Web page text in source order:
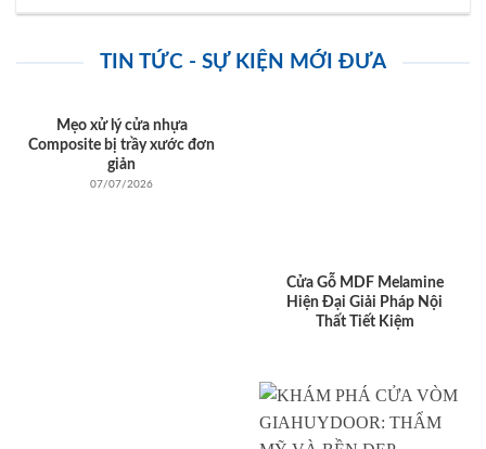
TIN TỨC - SỰ KIỆN MỚI ĐƯA
Mẹo xử lý cửa nhựa
Composite bị trầy xước đơn
giản
07/07/2026
Cửa Gỗ MDF Melamine
Hiện Đại Giải Pháp Nội
Thất Tiết Kiệm